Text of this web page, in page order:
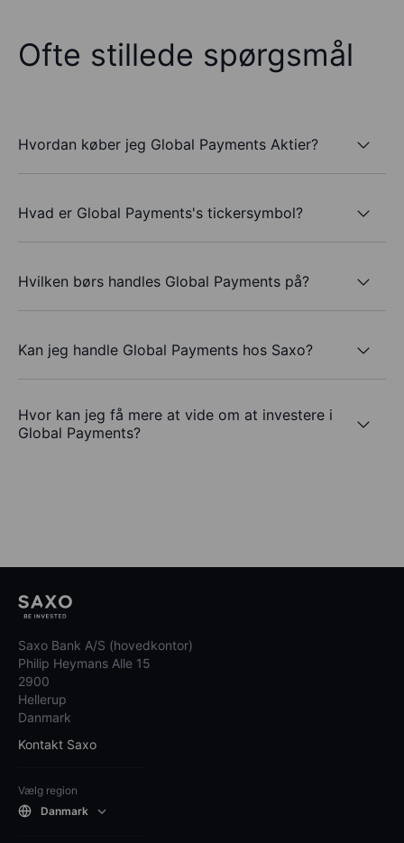
Ofte stillede spørgsmål
Hvordan køber jeg Global Payments Aktier?
Hvad er Global Payments's tickersymbol?
Hvilken børs handles Global Payments på?
Kan jeg handle Global Payments hos Saxo?
Hvor kan jeg få mere at vide om at investere i
Global Payments?
Saxo Bank A/S (hovedkontor)
Philip Heymans Alle 15
2900
Hellerup
Danmark
Kontakt Saxo
Vælg region
Danmark